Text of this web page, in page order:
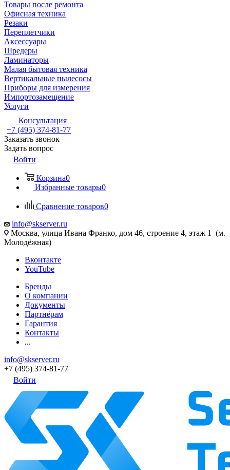
Товары после ремонта
Офисная техника
Резаки
Переплетчики
Аксессуары
Шредеры
Ламинаторы
Малая бытовая техника
Вертикальные пылесосы
Приборы для измерения
Импортозамещение
Услуги
Консультация
+7 (495) 374-81-77
Заказать звонок
Задать вопрос
Войти
Корзина0
Избранные товары0
Сравнение товаров0
info@skserver.ru
Москва, улица Ивана Франко, дом 46, строение 4, этаж 1 (м.
Молодёжная)
Вконтакте
YouTube
Бренды
О компании
Документы
Партнёрам
Гарантия
Контакты
...
info@skserver.ru
+7 (495) 374-81-77
Войти